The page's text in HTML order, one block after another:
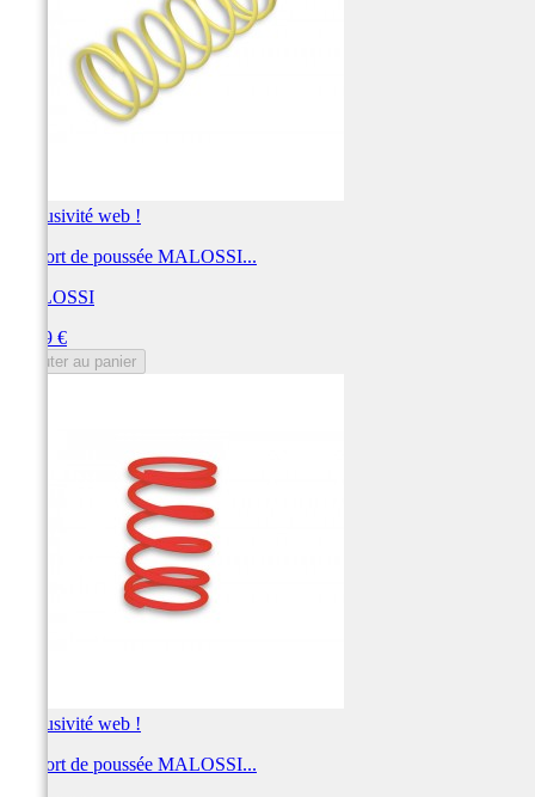
Exclusivité web !
Ressort de poussée MALOSSI...
MALOSSI
15,39 €
Ajouter au panier
Exclusivité web !
Ressort de poussée MALOSSI...